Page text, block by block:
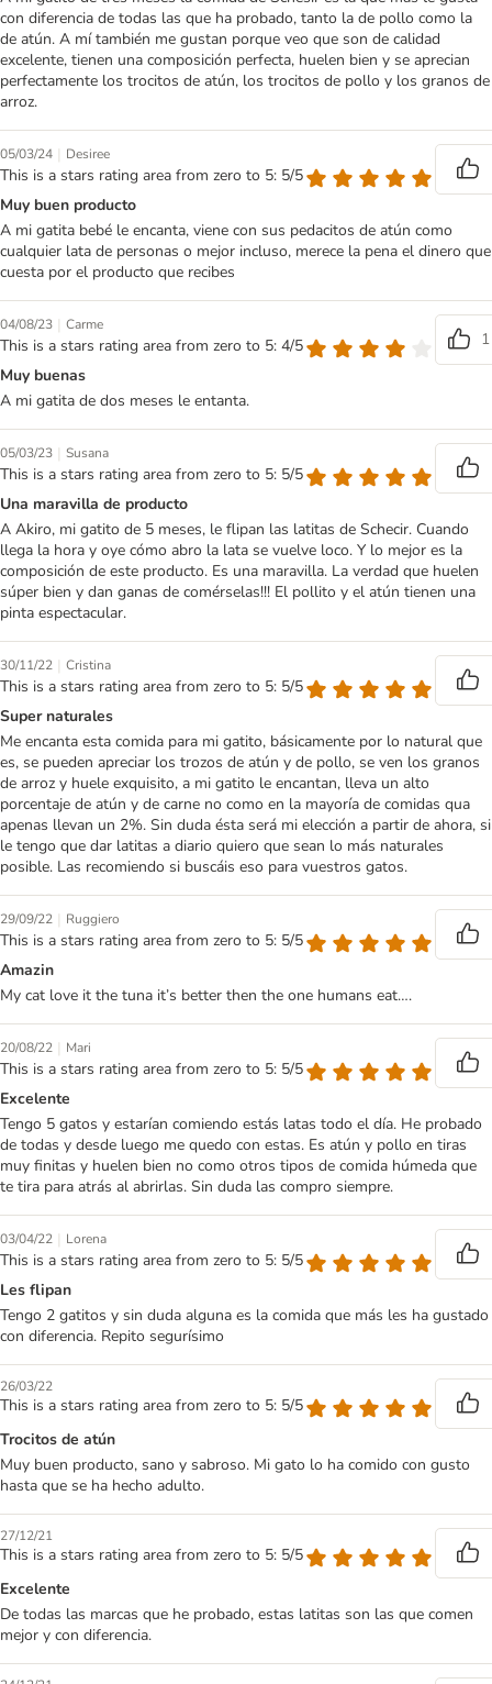
con diferencia de todas las que ha probado, tanto la de pollo como la
de atún. A mí también me gustan porque veo que son de calidad
excelente, tienen una composición perfecta, huelen bien y se aprecian
perfectamente los trocitos de atún, los trocitos de pollo y los granos de
arroz.
05/03/24 | Desiree
This is a stars rating area from zero to 5: 5/5
Muy buen producto
A mi gatita bebé le encanta, viene con sus pedacitos de atún como
cualquier lata de personas o mejor incluso, merece la pena el dinero que
cuesta por el producto que recibes
04/08/23 | Carme
This is a stars rating area from zero to 5: 4/5
1
Muy buenas
A mi gatita de dos meses le entanta.
05/03/23 | Susana
This is a stars rating area from zero to 5: 5/5
Una maravilla de producto
A Akiro, mi gatito de 5 meses, le flipan las latitas de Schecir. Cuando
llega la hora y oye cómo abro la lata se vuelve loco. Y lo mejor es la
composición de este producto. Es una maravilla. La verdad que huelen
súper bien y dan ganas de comérselas!!! El pollito y el atún tienen una
pinta espectacular.
30/11/22 | Cristina
This is a stars rating area from zero to 5: 5/5
Super naturales
Me encanta esta comida para mi gatito, básicamente por lo natural que
es, se pueden apreciar los trozos de atún y de pollo, se ven los granos
de arroz y huele exquisito, a mi gatito le encantan, lleva un alto
porcentaje de atún y de carne no como en la mayoría de comidas qua
apenas llevan un 2%. Sin duda ésta será mi elección a partir de ahora, si
le tengo que dar latitas a diario quiero que sean lo más naturales
posible. Las recomiendo si buscáis eso para vuestros gatos.
29/09/22 | Ruggiero
This is a stars rating area from zero to 5: 5/5
Amazin
My cat love it the tuna it’s better then the one humans eat….
20/08/22 | Mari
This is a stars rating area from zero to 5: 5/5
Excelente
Tengo 5 gatos y estarían comiendo estás latas todo el día. He probado
de todas y desde luego me quedo con estas. Es atún y pollo en tiras
muy finitas y huelen bien no como otros tipos de comida húmeda que
te tira para atrás al abrirlas. Sin duda las compro siempre.
03/04/22 | Lorena
This is a stars rating area from zero to 5: 5/5
Les flipan
Tengo 2 gatitos y sin duda alguna es la comida que más les ha gustado
con diferencia. Repito segurísimo
26/03/22
This is a stars rating area from zero to 5: 5/5
Trocitos de atún
Muy buen producto, sano y sabroso. Mi gato lo ha comido con gusto
hasta que se ha hecho adulto.
27/12/21
This is a stars rating area from zero to 5: 5/5
Excelente
De todas las marcas que he probado, estas latitas son las que comen
mejor y con diferencia.